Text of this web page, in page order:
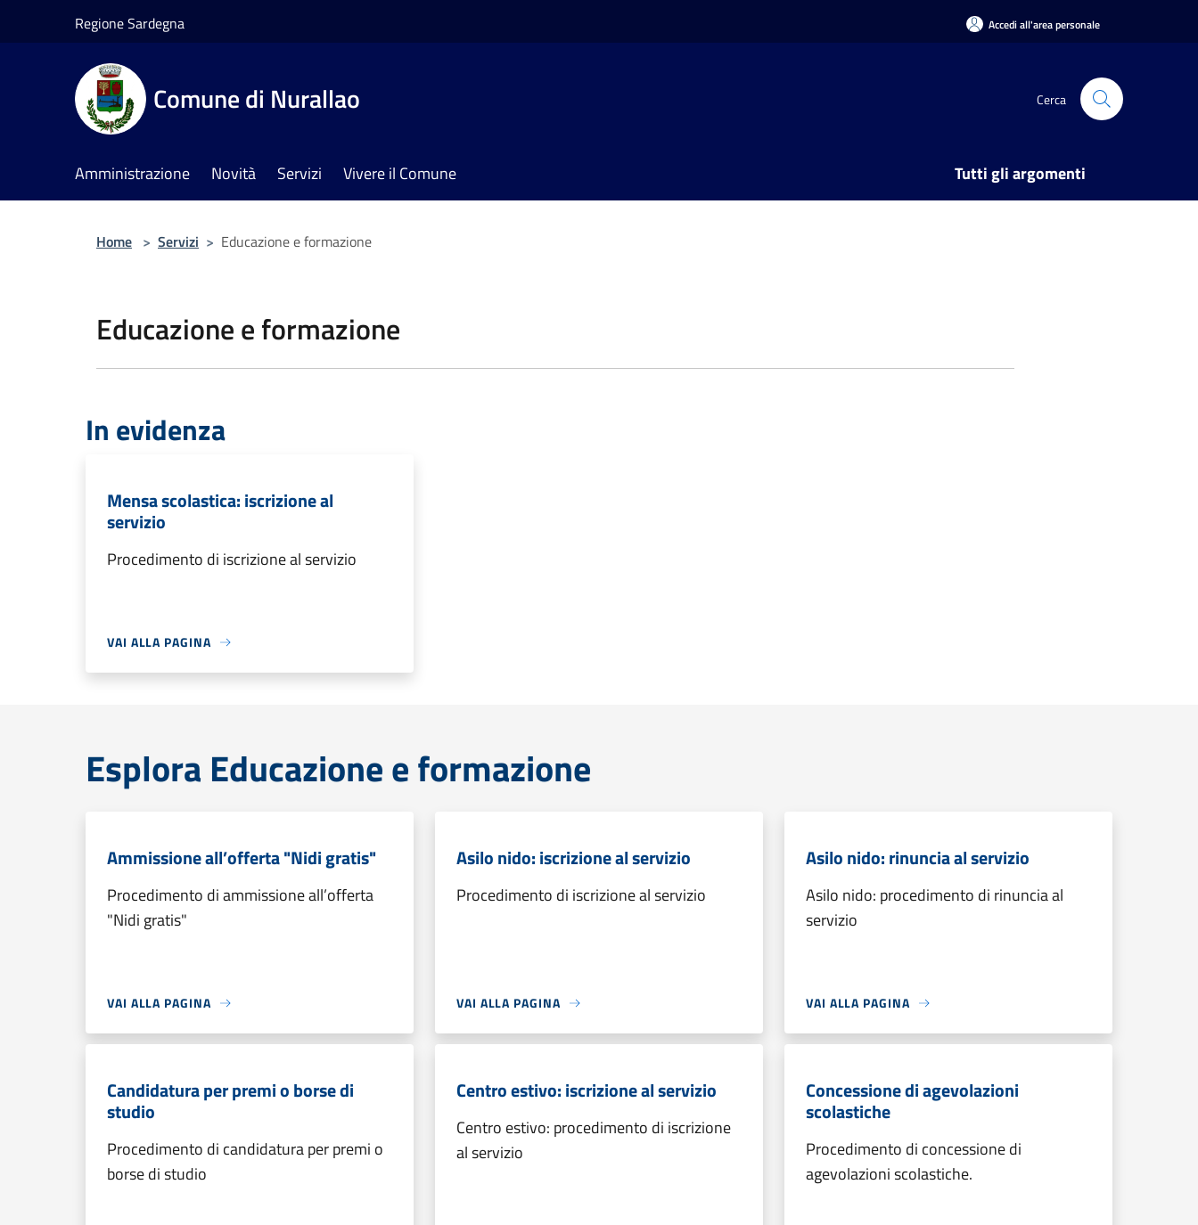
Regione Sardegna Accedi all'area personale
Comune di Nurallao Cerca
Amministrazione Novità Servizi Vivere il Comune Tutti gli argomenti
Home > Servizi > Educazione e formazione
Educazione e formazione
In evidenza
Mensa scolastica: iscrizione al
servizio
Procedimento di iscrizione al servizio
VAI ALLA PAGINA
Esplora Educazione e formazione
Ammissione all’offerta "Nidi gratis"
Procedimento di ammissione all’offerta
"Nidi gratis"
VAI ALLA PAGINA
Asilo nido: iscrizione al servizio
Procedimento di iscrizione al servizio
VAI ALLA PAGINA
Asilo nido: rinuncia al servizio
Asilo nido: procedimento di rinuncia al
servizio
VAI ALLA PAGINA
Candidatura per premi o borse di
studio
Procedimento di candidatura per premi o
borse di studio
Centro estivo: iscrizione al servizio
Centro estivo: procedimento di iscrizione
al servizio
Concessione di agevolazioni
scolastiche
Procedimento di concessione di
agevolazioni scolastiche.